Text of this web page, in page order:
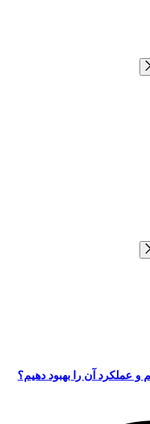
عملکرد آن را بهبود دهیم؟